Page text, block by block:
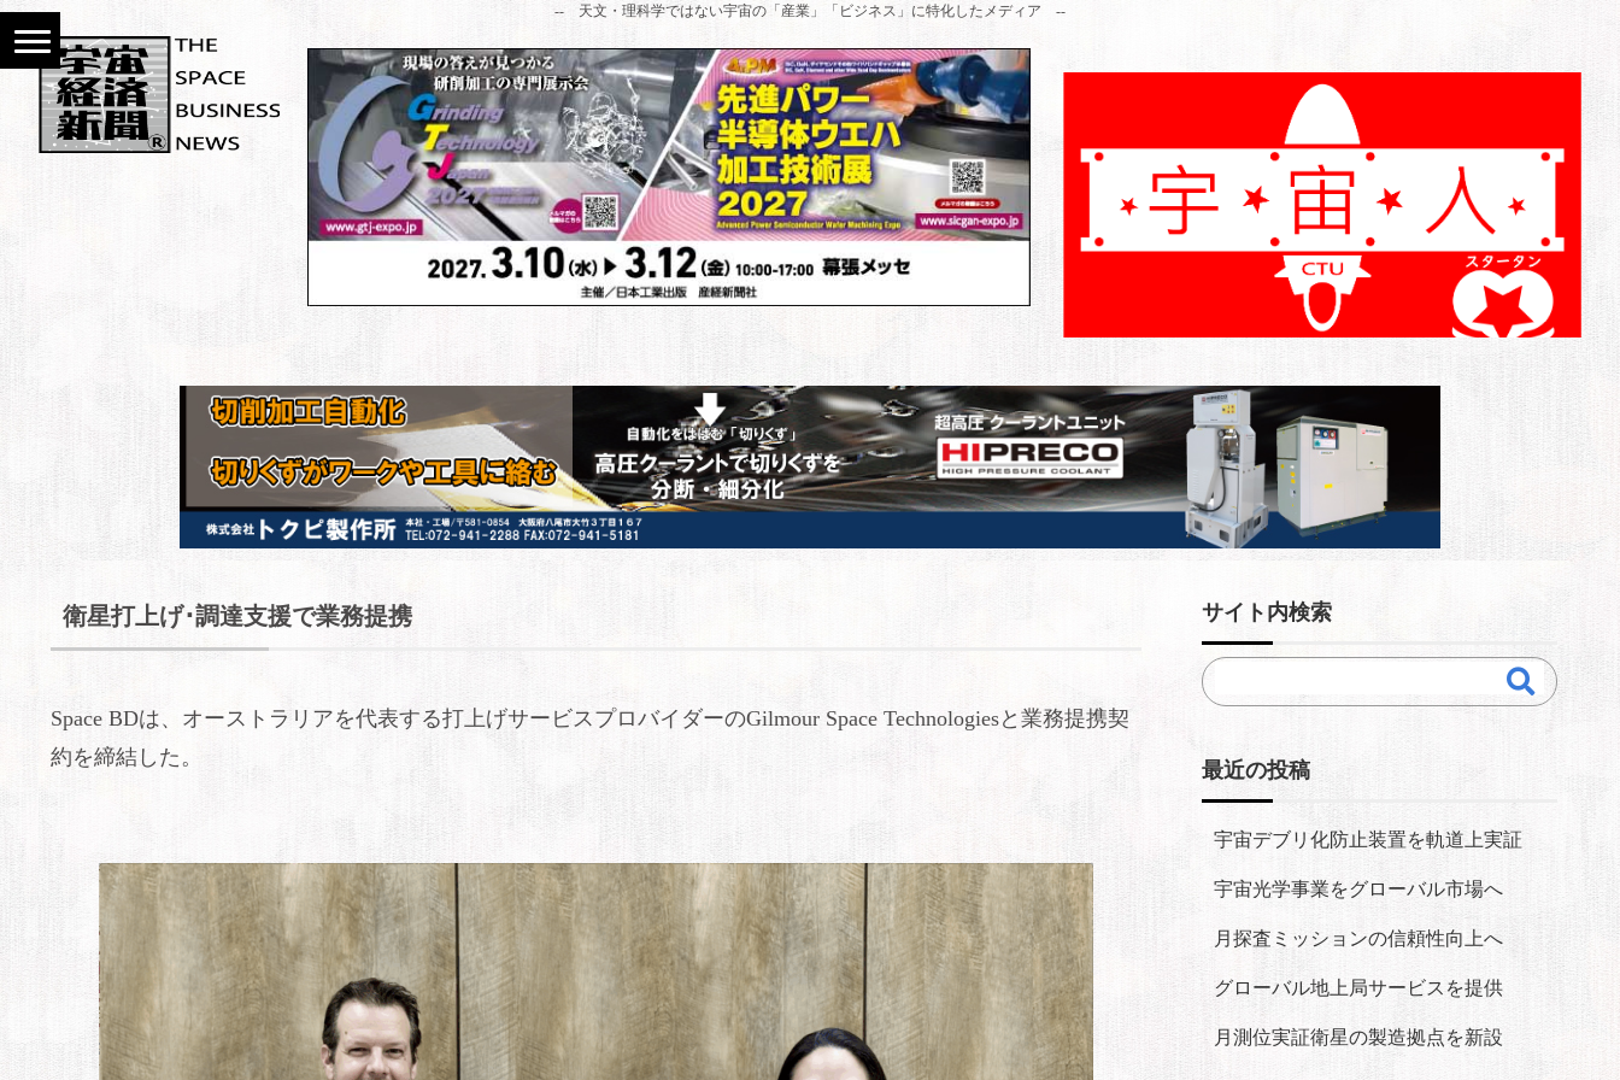
-- 天文・理科学ではない宇宙の「産業」「ビジネス」に特化したメディア --
衛星打上げ･調達支援で業務提携
Space BDは、オーストラリアを代表する打上げサービスプロバイダーのGilmour Space Technologiesと業務提携契
約を締結した。
サイト内検索
最近の投稿
宇宙デブリ化防止装置を軌道上実証
宇宙光学事業をグローバル市場へ
月探査ミッションの信頼性向上へ
グローバル地上局サービスを提供
月測位実証衛星の製造拠点を新設